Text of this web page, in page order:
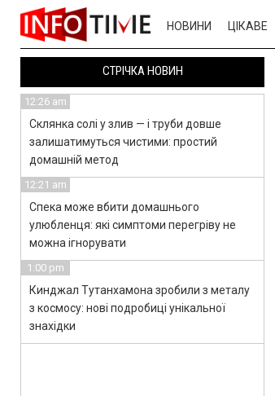
НОВИНИ ЦІКАВЕ
СТРІЧКА НОВИН
12:26 am
Склянка солі у злив — і труби довше
залишатимуться чистими: простий
домашній метод
12:21 am
Спека може вбити домашнього
улюбленця: які симптоми перегріву не
можна ігнорувати
1:00 pm
Кинджал Тутанхамона зробили з металу
з космосу: нові подробиці унікальної
знахідки